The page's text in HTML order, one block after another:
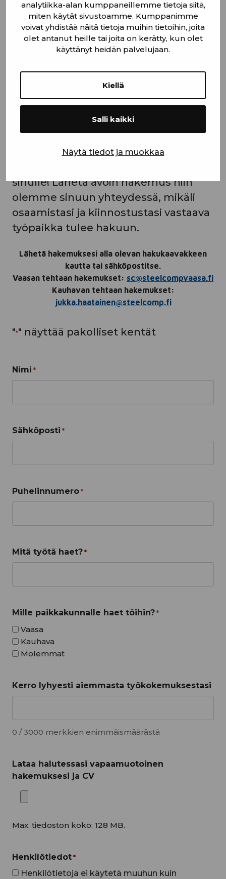
analytiikka-alan kumppaneillemme tietoja siitä,
miten käytät sivustoamme. Kumppanimme
voivat yhdistää näitä tietoja muihin tietoihin, joita
olet antanut heille tai joita on kerätty, kun olet
käyttänyt heidän palvelujaan.
Kiellä
Salli kaikki
Näytä tiedot ja muokkaa
Etkö löytänyt avoimista työpaikoista
sinulle sopivaa? Oletko
vastavalmistunut metallialan osaaja?
Onko sinulla kokemusta
tai tuotannon työntekijänä? Onko
uudelle alalle?
Olet sitten vastavalmistunut, kokenut
metallialan osaaja tai täysin uuden
sinulle! Lähetä avoin hakemus niin
olemme sinuun yhteydessä, mikäli
osaamistasi ja kiinnostustasi vastaava
työpaikka tulee hakuun.
Lähetä hakemuksesi alla olevan hakukaavakkeen
kautta tai sähköpostitse.
Vaasan tehtaan hakemukset: sc@steelcompvaasa.fi
Kauhavan tehtaan hakemukset:
jukka.haatainen@steelcomp.fi
"*" näyttää pakolliset kentät
Nimi *
Sähköposti *
Puhelinnumero *
Mitä työtä haet? *
Mille paikkakunnalle haet töihin? *
Vaasa
Kauhava
Molemmat
Kerro lyhyesti aiemmasta työkokemuksestasi
0 / 3000 merkkien enimmäismäärästä
Lataa halutessasi vapaamuotoinen
hakemuksesi ja CV
Max. tiedoston koko: 128 MB.
Henkilötiedot *
Henkilötietoja ei käytetä muuhun kuin